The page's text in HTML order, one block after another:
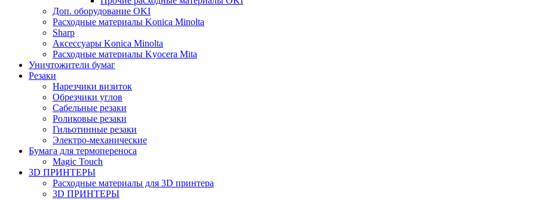
Доп. оборудование OKI
Расходные материалы Konica Minolta
Sharp
Аксессуары Konica Minolta
Расходные материалы Kyocera Mita
Уничтожители бумаг
Резаки
Нарезчики визиток
Обрезчики углов
Сабельные резаки
Роликовые резаки
Гильотинные резаки
Электро-механические
Бумага для термопереноса
Magic Touch
3D ПРИНТЕРЫ
Расходные материалы для 3D принтера
3D ПРИНТЕРЫ